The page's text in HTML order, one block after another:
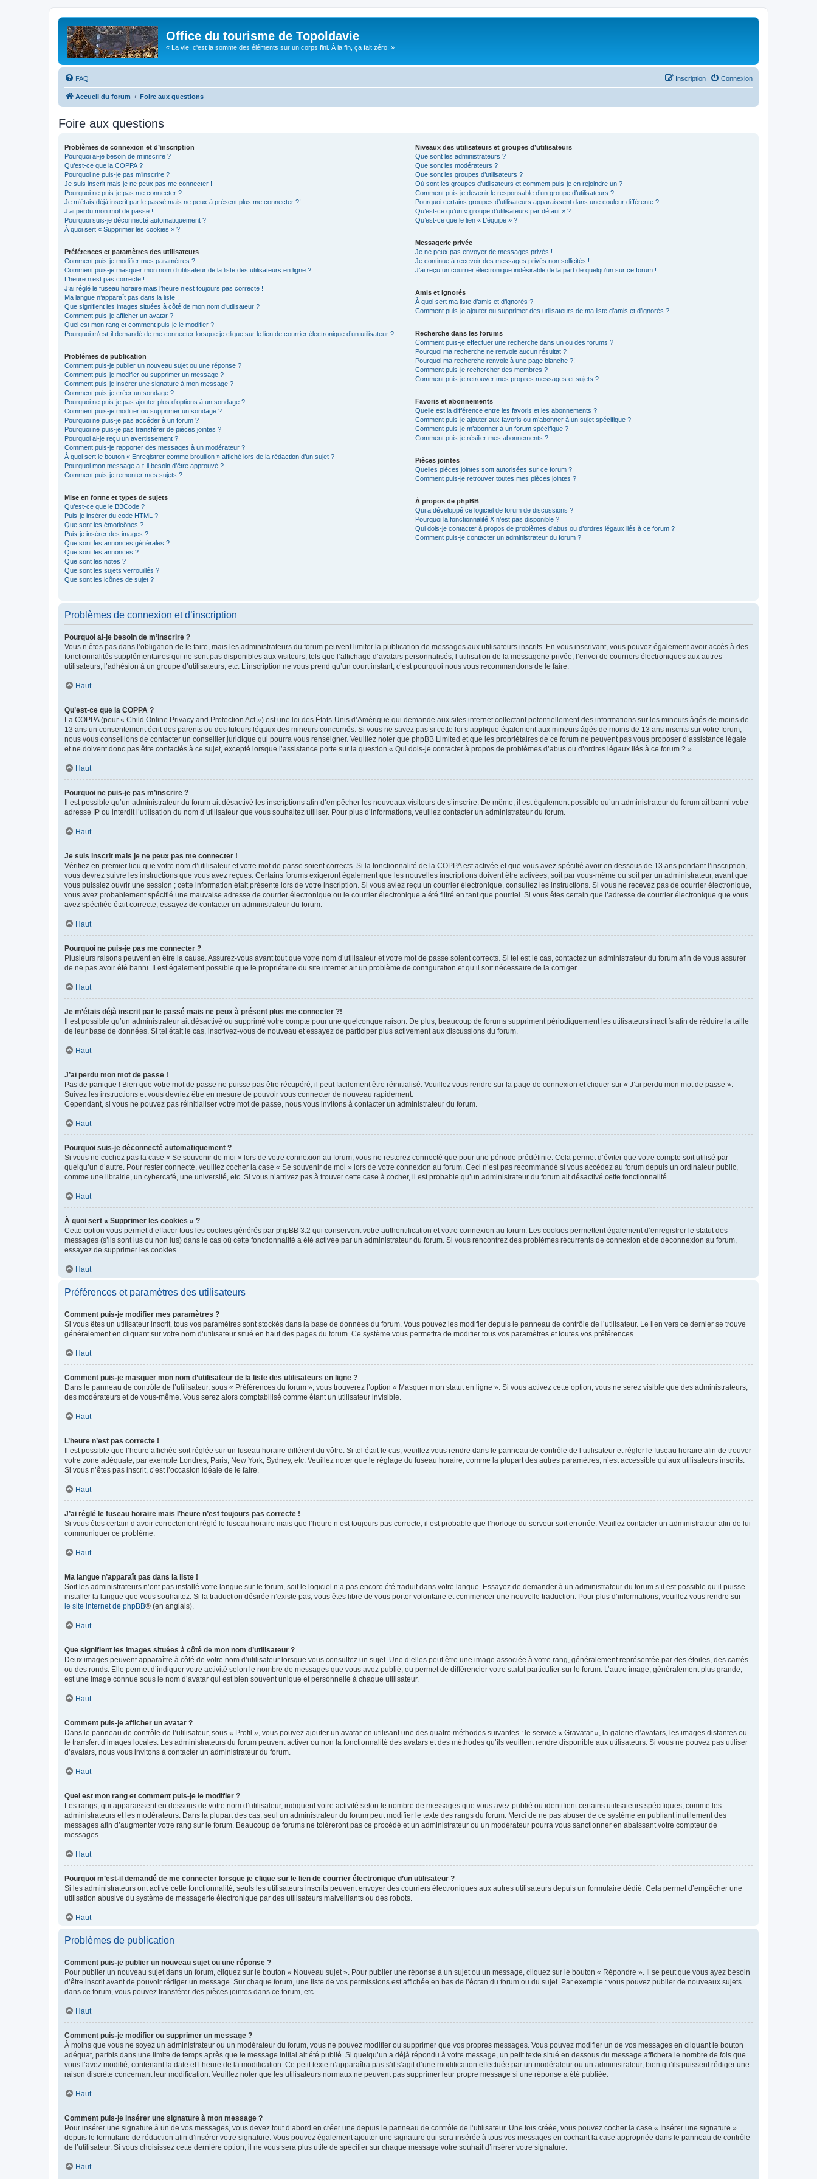
Office du tourisme de Topoldavie
« La vie, c'est la somme des éléments sur un corps fini. À la fin, ça fait zéro. »
FAQ Connexion
Inscription
Accueil du forum Foire aux questions
Foire aux questions
Problèmes de connexion et d’inscription
Pourquoi ai-je besoin de m’inscrire ?
Qu’est-ce que la COPPA ?
Pourquoi ne puis-je pas m’inscrire ?
Je suis inscrit mais je ne peux pas me connecter !
Pourquoi ne puis-je pas me connecter ?
Je m’étais déjà inscrit par le passé mais ne peux à présent plus me connecter ?!
J’ai perdu mon mot de passe !
Pourquoi suis-je déconnecté automatiquement ?
À quoi sert « Supprimer les cookies » ?
Préférences et paramètres des utilisateurs
Comment puis-je modifier mes paramètres ?
Comment puis-je masquer mon nom d’utilisateur de la liste des utilisateurs en ligne ?
L’heure n’est pas correcte !
J’ai réglé le fuseau horaire mais l’heure n’est toujours pas correcte !
Ma langue n’apparaît pas dans la liste !
Que signifient les images situées à côté de mon nom d’utilisateur ?
Comment puis-je afficher un avatar ?
Quel est mon rang et comment puis-je le modifier ?
Pourquoi m’est-il demandé de me connecter lorsque je clique sur le lien de courrier électronique d’un utilisateur ?
Problèmes de publication
Comment puis-je publier un nouveau sujet ou une réponse ?
Comment puis-je modifier ou supprimer un message ?
Comment puis-je insérer une signature à mon message ?
Comment puis-je créer un sondage ?
Pourquoi ne puis-je pas ajouter plus d’options à un sondage ?
Comment puis-je modifier ou supprimer un sondage ?
Pourquoi ne puis-je pas accéder à un forum ?
Pourquoi ne puis-je pas transférer de pièces jointes ?
Pourquoi ai-je reçu un avertissement ?
Comment puis-je rapporter des messages à un modérateur ?
À quoi sert le bouton « Enregistrer comme brouillon » affiché lors de la rédaction d’un sujet ?
Pourquoi mon message a-t-il besoin d’être approuvé ?
Comment puis-je remonter mes sujets ?
Mise en forme et types de sujets
Qu’est-ce que le BBCode ?
Puis-je insérer du code HTML ?
Que sont les émoticônes ?
Puis-je insérer des images ?
Que sont les annonces générales ?
Que sont les annonces ?
Que sont les notes ?
Que sont les sujets verrouillés ?
Que sont les icônes de sujet ?
Niveaux des utilisateurs et groupes d’utilisateurs
Que sont les administrateurs ?
Que sont les modérateurs ?
Que sont les groupes d’utilisateurs ?
Où sont les groupes d’utilisateurs et comment puis-je en rejoindre un ?
Comment puis-je devenir le responsable d’un groupe d’utilisateurs ?
Pourquoi certains groupes d’utilisateurs apparaissent dans une couleur différente ?
Qu’est-ce qu’un « groupe d’utilisateurs par défaut » ?
Qu’est-ce que le lien « L’équipe » ?
Messagerie privée
Je ne peux pas envoyer de messages privés !
Je continue à recevoir des messages privés non sollicités !
J’ai reçu un courrier électronique indésirable de la part de quelqu’un sur ce forum !
Amis et ignorés
À quoi sert ma liste d’amis et d’ignorés ?
Comment puis-je ajouter ou supprimer des utilisateurs de ma liste d’amis et d’ignorés ?
Recherche dans les forums
Comment puis-je effectuer une recherche dans un ou des forums ?
Pourquoi ma recherche ne renvoie aucun résultat ?
Pourquoi ma recherche renvoie à une page blanche ?!
Comment puis-je rechercher des membres ?
Comment puis-je retrouver mes propres messages et sujets ?
Favoris et abonnements
Quelle est la différence entre les favoris et les abonnements ?
Comment puis-je ajouter aux favoris ou m’abonner à un sujet spécifique ?
Comment puis-je m’abonner à un forum spécifique ?
Comment puis-je résilier mes abonnements ?
Pièces jointes
Quelles pièces jointes sont autorisées sur ce forum ?
Comment puis-je retrouver toutes mes pièces jointes ?
À propos de phpBB
Qui a développé ce logiciel de forum de discussions ?
Pourquoi la fonctionnalité X n’est pas disponible ?
Qui dois-je contacter à propos de problèmes d’abus ou d’ordres légaux liés à ce forum ?
Comment puis-je contacter un administrateur du forum ?
Problèmes de connexion et d’inscription
Pourquoi ai-je besoin de m’inscrire ?
Vous n’êtes pas dans l’obligation de le faire, mais les administrateurs du forum peuvent limiter la publication de messages aux utilisateurs inscrits. En vous inscrivant, vous pouvez également avoir accès à des
fonctionnalités supplémentaires qui ne sont pas disponibles aux visiteurs, tels que l’affichage d’avatars personnalisés, l’utilisation de la messagerie privée, l’envoi de courriers électroniques aux autres
utilisateurs, l’adhésion à un groupe d’utilisateurs, etc. L’inscription ne vous prend qu’un court instant, c’est pourquoi nous vous recommandons de le faire.
Haut
Qu’est-ce que la COPPA ?
La COPPA (pour « Child Online Privacy and Protection Act ») est une loi des États-Unis d’Amérique qui demande aux sites internet collectant potentiellement des informations sur les mineurs âgés de moins de
13 ans un consentement écrit des parents ou des tuteurs légaux des mineurs concernés. Si vous ne savez pas si cette loi s’applique également aux mineurs âgés de moins de 13 ans inscrits sur votre forum,
nous vous conseillons de contacter un conseiller juridique qui pourra vous renseigner. Veuillez noter que phpBB Limited et que les propriétaires de ce forum ne peuvent pas vous proposer d’assistance légale
et ne doivent donc pas être contactés à ce sujet, excepté lorsque l’assistance porte sur la question « Qui dois-je contacter à propos de problèmes d’abus ou d’ordres légaux liés à ce forum ? ».
Haut
Pourquoi ne puis-je pas m’inscrire ?
Il est possible qu’un administrateur du forum ait désactivé les inscriptions afin d’empêcher les nouveaux visiteurs de s’inscrire. De même, il est également possible qu’un administrateur du forum ait banni votre
adresse IP ou interdit l’utilisation du nom d’utilisateur que vous souhaitez utiliser. Pour plus d’informations, veuillez contacter un administrateur du forum.
Haut
Je suis inscrit mais je ne peux pas me connecter !
Vérifiez en premier lieu que votre nom d’utilisateur et votre mot de passe soient corrects. Si la fonctionnalité de la COPPA est activée et que vous avez spécifié avoir en dessous de 13 ans pendant l’inscription,
vous devrez suivre les instructions que vous avez reçues. Certains forums exigeront également que les nouvelles inscriptions doivent être activées, soit par vous-même ou soit par un administrateur, avant que
vous puissiez ouvrir une session ; cette information était présente lors de votre inscription. Si vous aviez reçu un courrier électronique, consultez les instructions. Si vous ne recevez pas de courrier électronique,
vous avez probablement spécifié une mauvaise adresse de courrier électronique ou le courrier électronique a été filtré en tant que pourriel. Si vous êtes certain que l’adresse de courrier électronique que vous
avez spécifiée était correcte, essayez de contacter un administrateur du forum.
Haut
Pourquoi ne puis-je pas me connecter ?
Plusieurs raisons peuvent en être la cause. Assurez-vous avant tout que votre nom d’utilisateur et votre mot de passe soient corrects. Si tel est le cas, contactez un administrateur du forum afin de vous assurer
de ne pas avoir été banni. Il est également possible que le propriétaire du site internet ait un problème de configuration et qu’il soit nécessaire de la corriger.
Haut
Je m’étais déjà inscrit par le passé mais ne peux à présent plus me connecter ?!
Il est possible qu’un administrateur ait désactivé ou supprimé votre compte pour une quelconque raison. De plus, beaucoup de forums suppriment périodiquement les utilisateurs inactifs afin de réduire la taille
de leur base de données. Si tel était le cas, inscrivez-vous de nouveau et essayez de participer plus activement aux discussions du forum.
Haut
J’ai perdu mon mot de passe !
Pas de panique ! Bien que votre mot de passe ne puisse pas être récupéré, il peut facilement être réinitialisé. Veuillez vous rendre sur la page de connexion et cliquer sur « J’ai perdu mon mot de passe ».
Suivez les instructions et vous devriez être en mesure de pouvoir vous connecter de nouveau rapidement.
Cependant, si vous ne pouvez pas réinitialiser votre mot de passe, nous vous invitons à contacter un administrateur du forum.
Haut
Pourquoi suis-je déconnecté automatiquement ?
Si vous ne cochez pas la case « Se souvenir de moi » lors de votre connexion au forum, vous ne resterez connecté que pour une période prédéfinie. Cela permet d’éviter que votre compte soit utilisé par
quelqu’un d’autre. Pour rester connecté, veuillez cocher la case « Se souvenir de moi » lors de votre connexion au forum. Ceci n’est pas recommandé si vous accédez au forum depuis un ordinateur public,
comme une librairie, un cybercafé, une université, etc. Si vous n’arrivez pas à trouver cette case à cocher, il est probable qu’un administrateur du forum ait désactivé cette fonctionnalité.
Haut
À quoi sert « Supprimer les cookies » ?
Cette option vous permet d’effacer tous les cookies générés par phpBB 3.2 qui conservent votre authentification et votre connexion au forum. Les cookies permettent également d’enregistrer le statut des
messages (s’ils sont lus ou non lus) dans le cas où cette fonctionnalité a été activée par un administrateur du forum. Si vous rencontrez des problèmes récurrents de connexion et de déconnexion au forum,
essayez de supprimer les cookies.
Haut
Préférences et paramètres des utilisateurs
Comment puis-je modifier mes paramètres ?
Si vous êtes un utilisateur inscrit, tous vos paramètres sont stockés dans la base de données du forum. Vous pouvez les modifier depuis le panneau de contrôle de l’utilisateur. Le lien vers ce dernier se trouve
généralement en cliquant sur votre nom d’utilisateur situé en haut des pages du forum. Ce système vous permettra de modifier tous vos paramètres et toutes vos préférences.
Haut
Comment puis-je masquer mon nom d’utilisateur de la liste des utilisateurs en ligne ?
Dans le panneau de contrôle de l’utilisateur, sous « Préférences du forum », vous trouverez l’option « Masquer mon statut en ligne ». Si vous activez cette option, vous ne serez visible que des administrateurs,
des modérateurs et de vous-même. Vous serez alors comptabilisé comme étant un utilisateur invisible.
Haut
L’heure n’est pas correcte !
Il est possible que l’heure affichée soit réglée sur un fuseau horaire différent du vôtre. Si tel était le cas, veuillez vous rendre dans le panneau de contrôle de l’utilisateur et régler le fuseau horaire afin de trouver
votre zone adéquate, par exemple Londres, Paris, New York, Sydney, etc. Veuillez noter que le réglage du fuseau horaire, comme la plupart des autres paramètres, n’est accessible qu’aux utilisateurs inscrits.
Si vous n’êtes pas inscrit, c’est l’occasion idéale de le faire.
Haut
J’ai réglé le fuseau horaire mais l’heure n’est toujours pas correcte !
Si vous êtes certain d’avoir correctement réglé le fuseau horaire mais que l’heure n’est toujours pas correcte, il est probable que l’horloge du serveur soit erronée. Veuillez contacter un administrateur afin de lui
communiquer ce problème.
Haut
Ma langue n’apparaît pas dans la liste !
Soit les administrateurs n’ont pas installé votre langue sur le forum, soit le logiciel n’a pas encore été traduit dans votre langue. Essayez de demander à un administrateur du forum s’il est possible qu’il puisse
installer la langue que vous souhaitez. Si la traduction désirée n’existe pas, vous êtes libre de vous porter volontaire et commencer une nouvelle traduction. Pour plus d’informations, veuillez vous rendre sur
le site internet de phpBB® (en anglais).
Haut
Que signifient les images situées à côté de mon nom d’utilisateur ?
Deux images peuvent apparaître à côté de votre nom d’utilisateur lorsque vous consultez un sujet. Une d’elles peut être une image associée à votre rang, généralement représentée par des étoiles, des carrés
ou des ronds. Elle permet d’indiquer votre activité selon le nombre de messages que vous avez publié, ou permet de différencier votre statut particulier sur le forum. L’autre image, généralement plus grande,
est une image connue sous le nom d’avatar qui est bien souvent unique et personnelle à chaque utilisateur.
Haut
Comment puis-je afficher un avatar ?
Dans le panneau de contrôle de l’utilisateur, sous « Profil », vous pouvez ajouter un avatar en utilisant une des quatre méthodes suivantes : le service « Gravatar », la galerie d’avatars, les images distantes ou
le transfert d’images locales. Les administrateurs du forum peuvent activer ou non la fonctionnalité des avatars et des méthodes qu’ils veuillent rendre disponible aux utilisateurs. Si vous ne pouvez pas utiliser
d’avatars, nous vous invitons à contacter un administrateur du forum.
Haut
Quel est mon rang et comment puis-je le modifier ?
Les rangs, qui apparaissent en dessous de votre nom d’utilisateur, indiquent votre activité selon le nombre de messages que vous avez publié ou identifient certains utilisateurs spécifiques, comme les
administrateurs et les modérateurs. Dans la plupart des cas, seul un administrateur du forum peut modifier le texte des rangs du forum. Merci de ne pas abuser de ce système en publiant inutilement des
messages afin d’augmenter votre rang sur le forum. Beaucoup de forums ne toléreront pas ce procédé et un administrateur ou un modérateur pourra vous sanctionner en abaissant votre compteur de
messages.
Haut
Pourquoi m’est-il demandé de me connecter lorsque je clique sur le lien de courrier électronique d’un utilisateur ?
Si les administrateurs ont activé cette fonctionnalité, seuls les utilisateurs inscrits peuvent envoyer des courriers électroniques aux autres utilisateurs depuis un formulaire dédié. Cela permet d’empêcher une
utilisation abusive du système de messagerie électronique par des utilisateurs malveillants ou des robots.
Haut
Problèmes de publication
Comment puis-je publier un nouveau sujet ou une réponse ?
Pour publier un nouveau sujet dans un forum, cliquez sur le bouton « Nouveau sujet ». Pour publier une réponse à un sujet ou un message, cliquez sur le bouton « Répondre ». Il se peut que vous ayez besoin
d’être inscrit avant de pouvoir rédiger un message. Sur chaque forum, une liste de vos permissions est affichée en bas de l’écran du forum ou du sujet. Par exemple : vous pouvez publier de nouveaux sujets
dans ce forum, vous pouvez transférer des pièces jointes dans ce forum, etc.
Haut
Comment puis-je modifier ou supprimer un message ?
À moins que vous ne soyez un administrateur ou un modérateur du forum, vous ne pouvez modifier ou supprimer que vos propres messages. Vous pouvez modifier un de vos messages en cliquant le bouton
adéquat, parfois dans une limite de temps après que le message initial ait été publié. Si quelqu’un a déjà répondu à votre message, un petit texte situé en dessous du message affichera le nombre de fois que
vous l’avez modifié, contenant la date et l’heure de la modification. Ce petit texte n’apparaîtra pas s’il s’agit d’une modification effectuée par un modérateur ou un administrateur, bien qu’ils puissent rédiger une
raison discrète concernant leur modification. Veuillez noter que les utilisateurs normaux ne peuvent pas supprimer leur propre message si une réponse a été publiée.
Haut
Comment puis-je insérer une signature à mon message ?
Pour insérer une signature à un de vos messages, vous devez tout d’abord en créer une depuis le panneau de contrôle de l’utilisateur. Une fois créée, vous pouvez cocher la case « Insérer une signature »
depuis le formulaire de rédaction afin d’insérer votre signature. Vous pouvez également ajouter une signature qui sera insérée à tous vos messages en cochant la case appropriée dans le panneau de contrôle
de l’utilisateur. Si vous choisissez cette dernière option, il ne vous sera plus utile de spécifier sur chaque message votre souhait d’insérer votre signature.
Haut